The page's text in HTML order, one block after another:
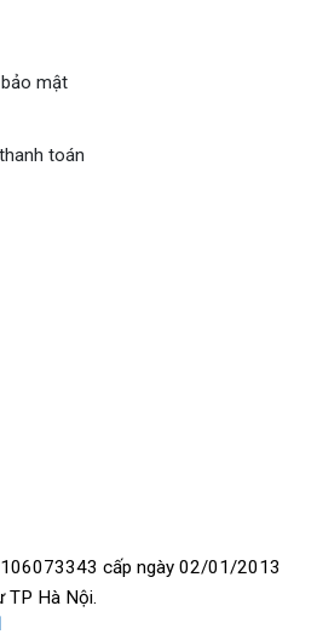
mật
toán
cấp ngày 02/01/2013
TP Hà Nội.